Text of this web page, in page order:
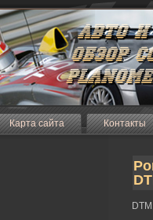
Карта сайта Контакты